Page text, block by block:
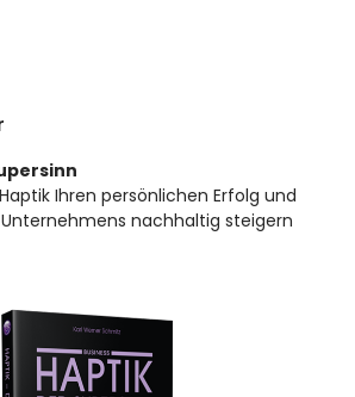
Ihren persönlichen Erfolg und
nachhaltig steigern